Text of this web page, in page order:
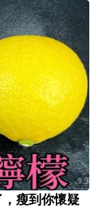
瘦到你懷疑